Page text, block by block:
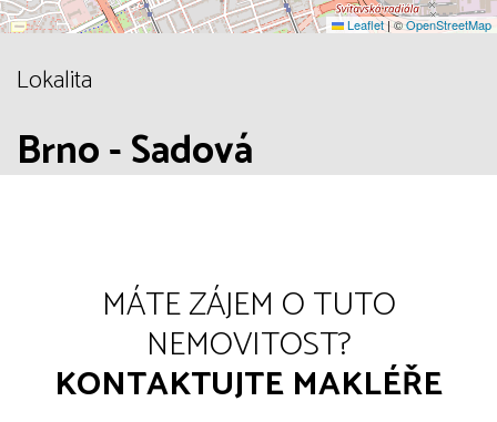
Leaflet|©OpenStreetMap
Lokalita
Brno - Sadová
MÁTE ZÁJEM O TUTO
NEMOVITOST?
KONTAKTUJTE MAKLÉŘE